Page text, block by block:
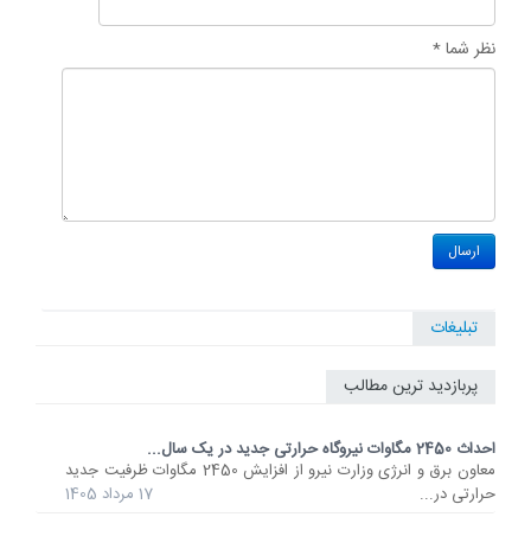
نظر شما *
تبلیغات
پربازدید ترین مطالب
احداث 2450 مگاوات نیروگاه حرارتی جدید در یک سال...
معاون برق و انرژی وزارت نیرو از افزایش 2450 مگاوات ظرفیت جدید
حرارتی در...
17 مرداد 1405